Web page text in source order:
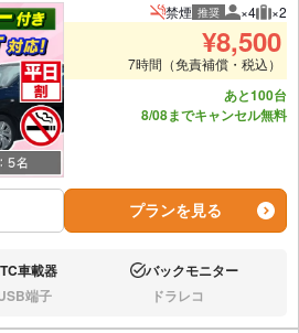
禁煙 推奨 推奨人数
×4 推
×2
¥8,500
7時間（免責補償・税込）
あと100台
8/08までキャンセル無料
プランを見る
車載器 あり:バックモニター
: 端子 なし:ドラレコ